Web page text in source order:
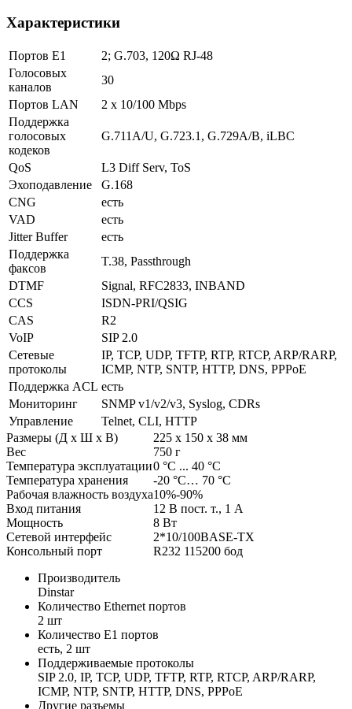
Характеристики
Портов E1
2; G.703, 120Ω RJ-48
Голосовых
каналов
30
Портов LAN
2 x 10/100 Mbps
Поддержка
голосовых
кодеков
G.711A/U, G.723.1, G.729A/B, iLBC
QoS
L3 Diff Serv, ToS
Эхоподавление
G.168
CNG
есть
VAD
есть
Jitter Buffer
есть
Поддержка
факсов
T.38, Passthrough
DTMF
Signal, RFC2833, INBAND
CCS
ISDN-PRI/QSIG
CAS
R2
VoIP
SIP 2.0
Сетевые
протоколы
IP, TCP, UDP, TFTP, RTP, RTCP, ARP/RARP,
ICMP, NTP, SNTP, HTTP, DNS, PPPoE
Поддержка ACL есть
Мониторинг
SNMP v1/v2/v3, Syslog, CDRs
Управление
Telnet, CLI, HTTP
Размеры (Д x Ш x В)
225 x 150 x 38 мм
Вес
750 г
Температура эксплуатации0 °C ... 40 °C
Температура хранения
-20 °C… 70 °C
Рабочая влажность воздуха10%-90%
Вход питания
12 В пост. т., 1 А
Мощность
8 Вт
Сетевой интерфейс
2*10/100BASE-TX
Консольный порт
R232 115200 бод
Производитель
Dinstar
Количество Ethernet портов
2 шт
Количество E1 портов
есть, 2 шт
Поддерживаемые протоколы
SIP 2.0, IP, TCP, UDP, TFTP, RTP, RTCP, ARP/RARP,
ICMP, NTP, SNTP, HTTP, DNS, PPPoE
Другие разъемы